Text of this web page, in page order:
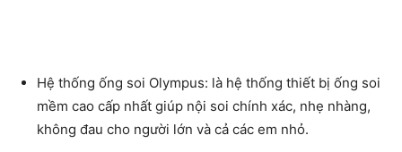
Hệ thống ống soi Olympus: là hệ thống thiết bị ống soi
mềm cao cấp nhất giúp nội soi chính xác, nhẹ nhàng,
không đau cho người lớn và cả các em nhỏ.